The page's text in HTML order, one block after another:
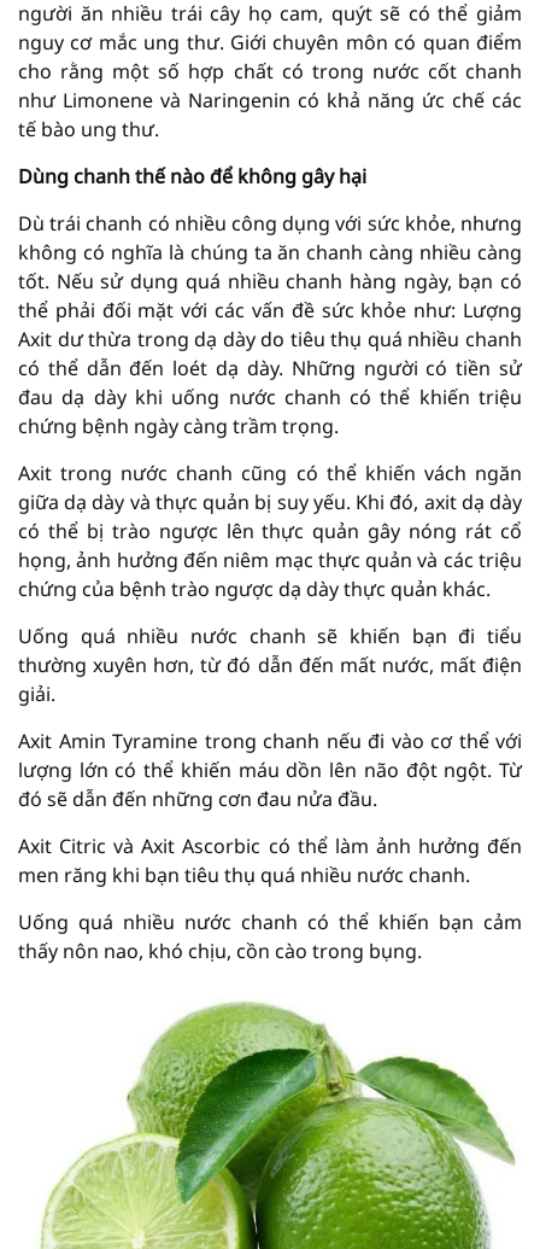
người ăn nhiều trái cây họ cam, quýt sẽ có thể giảm
nguy cơ mắc ung thư. Giới chuyên môn có quan điểm
cho rằng một số hợp chất có trong nước cốt chanh
như Limonene và Naringenin có khả năng ức chế các
tế bào ung thư.
Dùng chanh thế nào để không gây hại
Dù trái chanh có nhiều công dụng với sức khỏe, nhưng
không có nghĩa là chúng ta ăn chanh càng nhiều càng
tốt. Nếu sử dụng quá nhiều chanh hàng ngày, bạn có
thể phải đối mặt với các vấn đề sức khỏe như: Lượng
Axit dư thừa trong dạ dày do tiêu thụ quá nhiều chanh
có thể dẫn đến loét dạ dày. Những người có tiền sử
đau dạ dày khi uống nước chanh có thể khiến triệu
chứng bệnh ngày càng trầm trọng.
Axit trong nước chanh cũng có thể khiến vách ngăn
giữa dạ dày và thực quản bị suy yếu. Khi đó, axit dạ dày
có thể bị trào ngược lên thực quản gây nóng rát cổ
họng, ảnh hưởng đến niêm mạc thực quản và các triệu
chứng của bệnh trào ngược dạ dày thực quản khác.
Uống quá nhiều nước chanh sẽ khiến bạn đi tiểu
thường xuyên hơn, từ đó dẫn đến mất nước, mất điện
giải.
Axit Amin Tyramine trong chanh nếu đi vào cơ thể với
lượng lớn có thể khiến máu dồn lên não đột ngột. Từ
đó sẽ dẫn đến những cơn đau nửa đầu.
Axit Citric và Axit Ascorbic có thể làm ảnh hưởng đến
men răng khi bạn tiêu thụ quá nhiều nước chanh.
Uống quá nhiều nước chanh có thể khiến bạn cảm
thấy nôn nao, khó chịu, cồn cào trong bụng.